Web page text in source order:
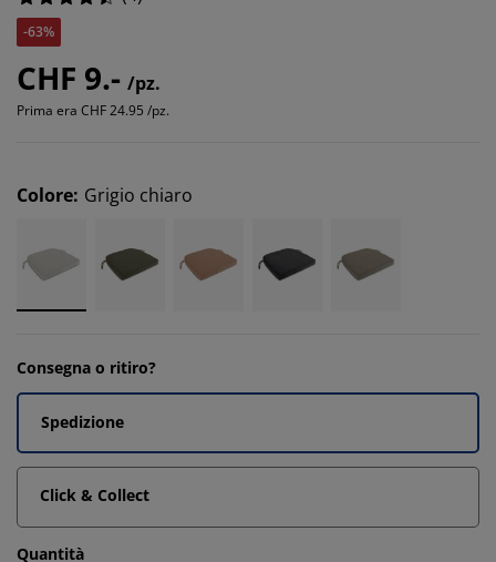
-63%
CHF 9.- /pz.
Prima era CHF 24.95 /pz.
Colore: Grigio chiaro
Consegna o ritiro?
Spedizione
Click & Collect
Quantità